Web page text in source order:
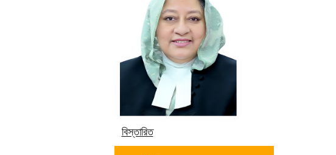
বিস্তারিত